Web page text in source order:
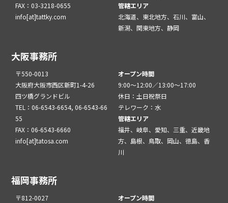
FAX：03-3218-0655
info[at]tattky.com
管轄エリア
北海道、東北地方、石川、富山、
新潟、関東地方、静岡
大阪事務所
〒550-0013
大阪府大阪市西区新町1-4-26
四ツ橋グランドビル
TEL：06-6543-6654, 06-6543-66
55
FAX：06-6543-6660
info[at]tatosa.com
オープン時間
9:00～12:00／13:00～17:00
休日：土日祝祭日
テレワーク：水
管轄エリア
福井、岐阜、愛知、三重、近畿地
方、島根、鳥取、岡山、徳島、香
川
福岡事務所
〒812-0027
オープン時間